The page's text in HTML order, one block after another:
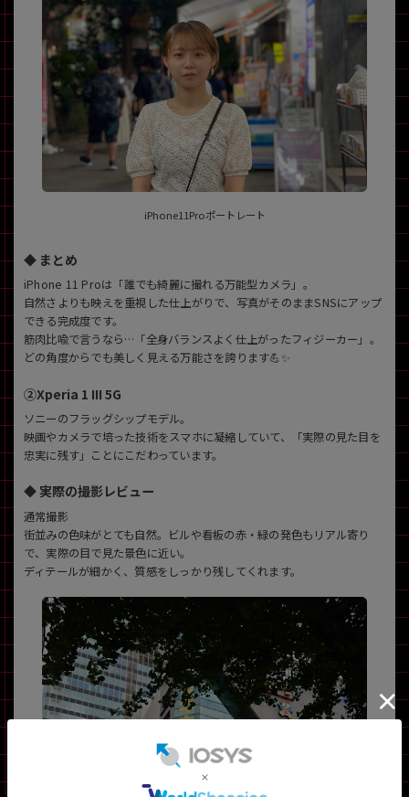
iPhone11Proポートレート
◆ まとめ
iPhone 11 Proは「誰でも綺麗に撮れる万能型カメラ」。
自然さよりも映えを重視した仕上がりで、写真がそのままSNSにアップ
できる完成度です。
筋肉比喩で言うなら…「全身バランスよく仕上がったフィジーカー」。
どの角度からでも美しく見える万能さを誇ります💪✨
②Xperia 1 III 5G
ソニーのフラッグシップモデル。
映画やカメラで培った技術をスマホに凝縮していて、「実際の見た目を
忠実に残す」ことにこだわっています。
◆ 実際の撮影レビュー
通常撮影
街並みの色味がとても自然。ビルや看板の赤・緑の発色もリアル寄り
で、実際の目で見た景色に近い。
ディテールが細かく、質感をしっかり残してくれます。